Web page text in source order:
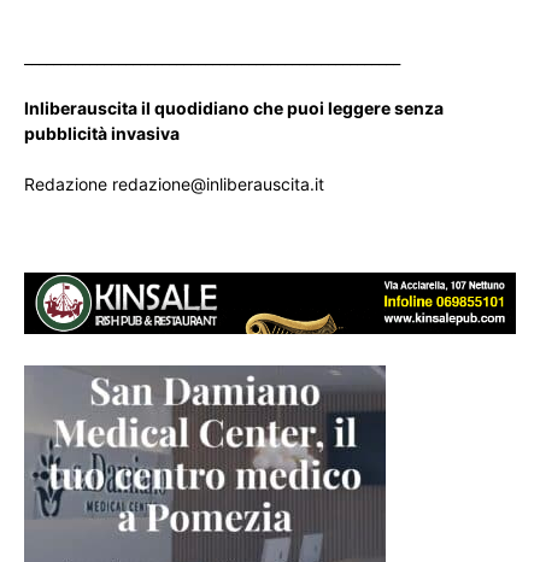
Inliberauscita il quodidiano che puoi leggere senza
pubblicità invasiva
Redazione redazione@inliberauscita.it